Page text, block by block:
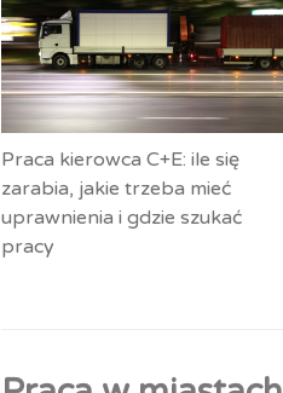
Praca kierowca C+E: ile się
zarabia, jakie trzeba mieć
uprawnienia i gdzie szukać
pracy